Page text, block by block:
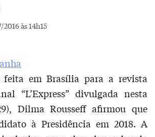
às 14h15
feita em Brasília para a revista
“L’Express” divulgada nesta
Dilma Rousseff afirmou que
à Presidência em 2018. A